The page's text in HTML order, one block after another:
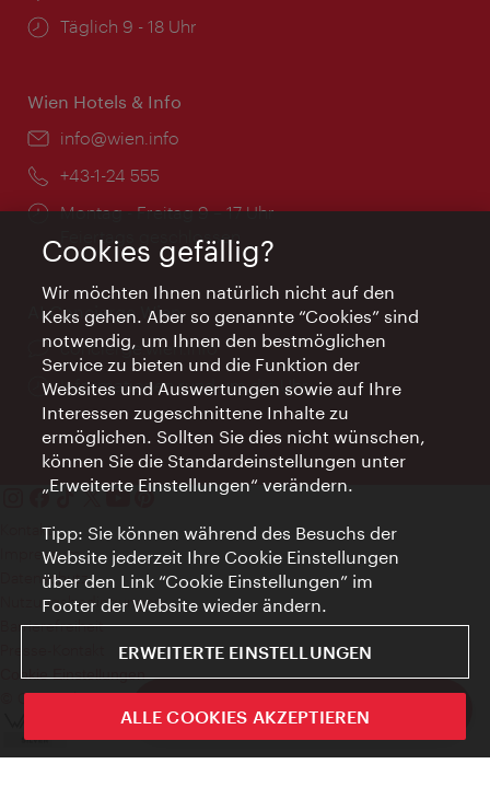
ivie - Die offizielle City Guide App
Öffnungszeiten:
Täglich 9 - 18 Uhr
Wien Hotels & Info
Email:
info@wien.info
Telefon:
+43-1-24 555
Öffnungszeiten:
Montag - Freitag 9 – 17 Uhr
Feiertags geschlossen
AI Concierge Wien
Ort:
concierge.wien.info
Öffnungszeiten:
Informationen rund um die Uhr
Kontakt
Impressum
Datenschutz
Nutzungsbedingungen
Barrierefreiheit
Cookie Einstellungen
© Copyright WienTourismus
Cookies gefällig?
Wir möchten Ihnen natürlich nicht auf den
Keks gehen. Aber so genannte “Cookies” sind
notwendig, um Ihnen den bestmöglichen
Service zu bieten und die Funktion der
Websites und Auswertungen sowie auf Ihre
Interessen zugeschnittene Inhalte zu
ermöglichen. Sollten Sie dies nicht wünschen,
können Sie die Standardeinstellungen unter
„Erweiterte Einstellungen“ verändern.
Tipp: Sie können während des Besuchs der
Website jederzeit Ihre Cookie Einstellungen
über den Link “Cookie Einstellungen” im
Footer der Website wieder ändern.
ERWEITERTE EINSTELLUNGEN
ALLE COOKIES AKZEPTIEREN